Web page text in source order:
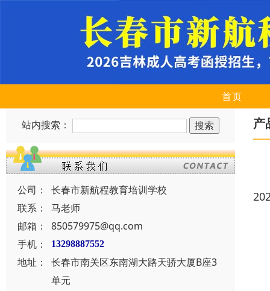
首页
站内搜索：
公司：
长春市新航程教育培训学校
联系：
马老师
邮箱：
850579975@qq.com
手机：
13298887552
地址：
长春市南关区东南湖大路天骄大厦B座3
单元
产